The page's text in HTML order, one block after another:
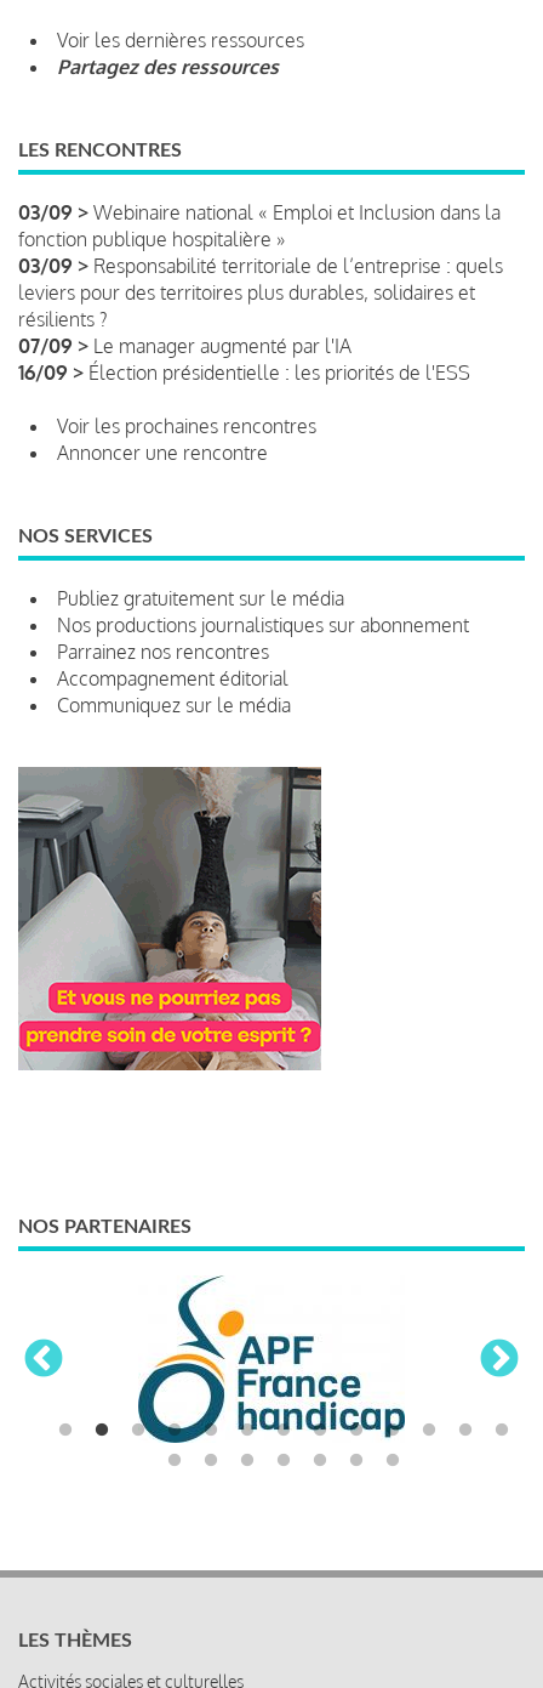
Voir les dernières ressources
Partagez des ressources
LES RENCONTRES
03/09 > Webinaire national « Emploi et Inclusion dans la
fonction publique hospitalière »
03/09 > Responsabilité territoriale de l’entreprise : quels
leviers pour des territoires plus durables, solidaires et
résilients ?
07/09 > Le manager augmenté par l'IA
16/09 > Élection présidentielle : les priorités de l'ESS
Voir les prochaines rencontres
Annoncer une rencontre
NOS SERVICES
Publiez gratuitement sur le média
Nos productions journalistiques sur abonnement
Parrainez nos rencontres
Accompagnement éditorial
Communiquez sur le média
NOS PARTENAIRES
LES THÈMES
Activités sociales et culturelles